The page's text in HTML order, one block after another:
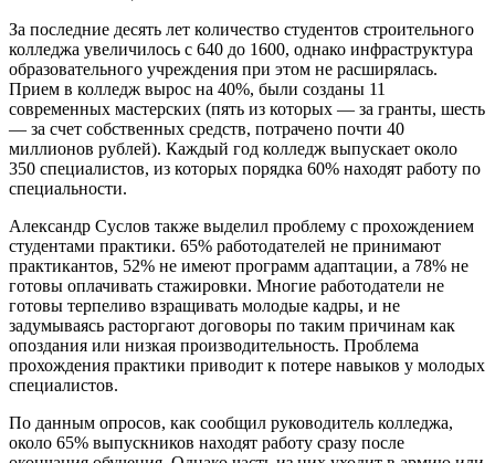
За последние десять лет количество студентов строительного
колледжа увеличилось с 640 до 1600, однако инфраструктура
образовательного учреждения при этом не расширялась.
Прием в колледж вырос на 40%, были созданы 11
современных мастерских (пять из которых — за гранты, шесть
— за счет собственных средств, потрачено почти 40
миллионов рублей). Каждый год колледж выпускает около
350 специалистов, из которых порядка 60% находят работу по
специальности.
Александр Суслов также выделил проблему с прохождением
студентами практики. 65% работодателей не принимают
практикантов, 52% не имеют программ адаптации, а 78% не
готовы оплачивать стажировки. Многие работодатели не
готовы терпеливо взращивать молодые кадры, и не
задумываясь расторгают договоры по таким причинам как
опоздания или низкая производительность. Проблема
прохождения практики приводит к потере навыков у молодых
специалистов.
По данным опросов, как сообщил руководитель колледжа,
около 65% выпускников находят работу сразу после